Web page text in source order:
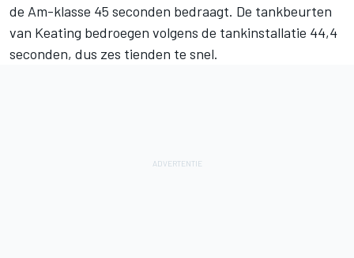
de Am-klasse 45 seconden bedraagt. De tankbeurten
van Keating bedroegen volgens de tankinstallatie 44,4
seconden, dus zes tienden te snel.